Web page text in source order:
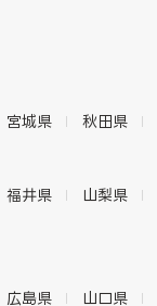
宮城県 秋田県
福井県 山梨県
広島県 山口県